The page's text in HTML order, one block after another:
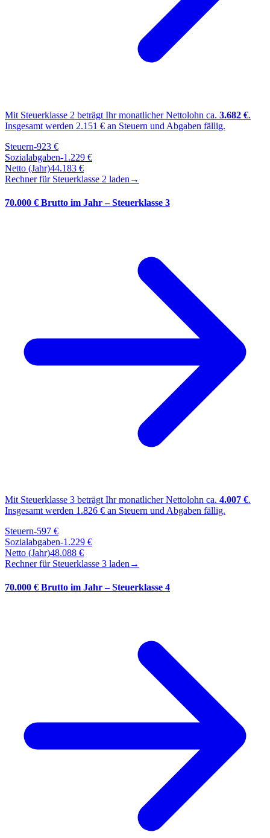
Mit Steuerklasse 2 beträgt Ihr monatlicher Nettolohn ca. 3.682 €.
Insgesamt werden 2.151 € an Steuern und Abgaben fällig.
Steuern-923 €
Sozialabgaben-1.229 €
Netto (Jahr)44.183 €
Rechner für Steuerklasse 2 laden →
70.000 € Brutto im Jahr – Steuerklasse 3
Mit Steuerklasse 3 beträgt Ihr monatlicher Nettolohn ca. 4.007 €.
Insgesamt werden 1.826 € an Steuern und Abgaben fällig.
Steuern-597 €
Sozialabgaben-1.229 €
Netto (Jahr)48.088 €
Rechner für Steuerklasse 3 laden →
70.000 € Brutto im Jahr – Steuerklasse 4